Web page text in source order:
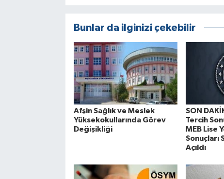
Bunlar da ilginizi çekebilir
Afşin Sağlık ve Meslek
Yüksekokullarında Görev
Değişikliği
SON
Tercih
MEB Lise
Sonuçları
Açıldı